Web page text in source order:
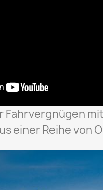
Fahrvergnügen
einer Reihe von